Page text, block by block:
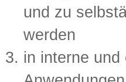
und zu
werden
in interne